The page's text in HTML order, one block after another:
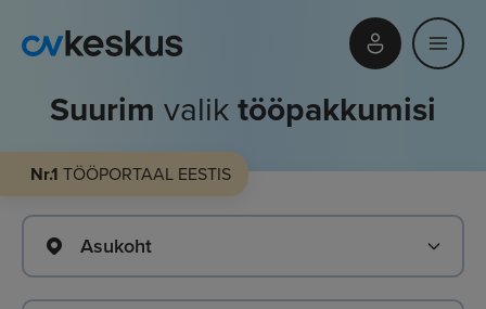
Suurim valiktööpakkumisi
Nr.1 TÖÖPORTAAL EESTIS
Asukoht